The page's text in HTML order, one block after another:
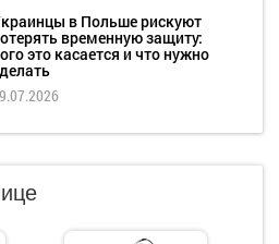
в Польше рискуют
временную защиту:
это касается и что нужно